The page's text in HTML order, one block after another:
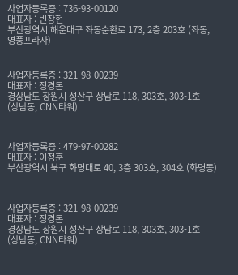
사업자등록증 : 736-93-00120
대표자 : 빈창현
부산광역시 해운대구 좌동순환로 173, 2층 203호 (좌동,
영풍프라자)
사업자등록증 : 321-98-00239
대표자 : 정경돈
경상남도 창원시 성산구 상남로 118, 303호, 303-1호
(상남동, CNN타워)
사업자등록증 : 479-97-00282
대표자 : 이정훈
부산광역시 북구 화명대로 40, 3층 303호, 304호 (화명동)
사업자등록증 : 321-98-00239
대표자 : 정경돈
경상남도 창원시 성산구 상남로 118, 303호, 303-1호
(상남동, CNN타워)